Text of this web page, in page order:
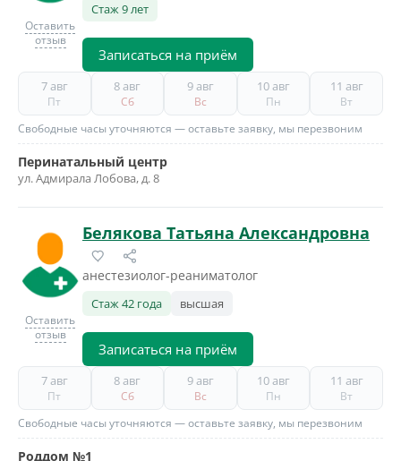
Оставить
отзыв
Стаж 9 лет
Записаться на приём
7 авг
Пт
8 авг
Сб
9 авг
Вс
10 авг
Пн
11 авг
Вт
Свободные часы уточняются — оставьте заявку, мы перезвоним
Перинатальный центр
ул. Адмирала Лобова, д. 8
Оставить
отзыв
Белякова Татьяна Александровна
анестезиолог-реаниматолог
Стаж 42 года высшая
Записаться на приём
7 авг
Пт
8 авг
Сб
9 авг
Вс
10 авг
Пн
11 авг
Вт
Свободные часы уточняются — оставьте заявку, мы перезвоним
Роддом №1